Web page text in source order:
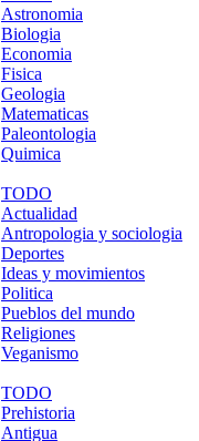
Astronomia
Biologia
Economia
Fisica
Geologia
Matematicas
Paleontologia
Quimica
TODO
Actualidad
Antropologia y sociologia
Deportes
Ideas y movimientos
Politica
Pueblos del mundo
Religiones
Veganismo
TODO
Prehistoria
Antigua